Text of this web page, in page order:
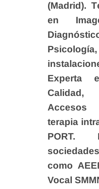
(Madrid).
en
Experta
terapia
PORT.
como
Vocal